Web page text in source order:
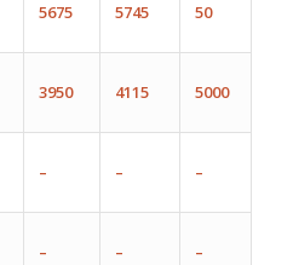
5675 5745 50
3950 4115 5000
– – –
– – –